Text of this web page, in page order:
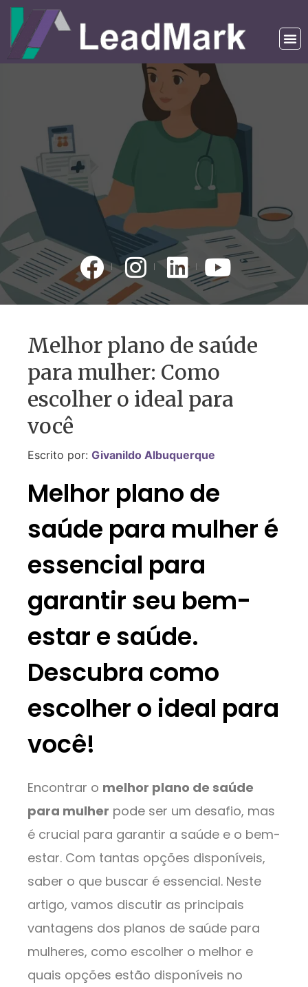
Melhor plano de saúde
para mulher: Como
escolher o ideal para
você
Escrito por: Givanildo Albuquerque
Melhor plano de
saúde para mulher é
essencial para
garantir seu bem-
estar e saúde.
Descubra como
escolher o ideal para
você!
Encontrar o melhor plano de saúde
para mulher pode ser um desafio, mas
é crucial para garantir a saúde e o bem-
estar. Com tantas opções disponíveis,
saber o que buscar é essencial. Neste
artigo, vamos discutir as principais
vantagens dos planos de saúde para
mulheres, como escolher o melhor e
quais opções estão disponíveis no